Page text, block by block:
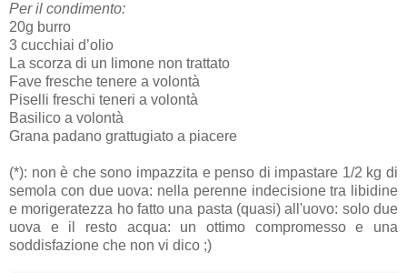
Per il condimento:
20g burro
3 cucchiai d’olio
La scorza di un limone non trattato
Fave fresche tenere a volontà
Piselli freschi teneri a volontà
Basilico a volontà
Grana padano grattugiato a piacere
(*): non è che sono impazzita e penso di impastare 1/2 kg di
semola con due uova: nella perenne indecisione tra libidine
e morigeratezza ho fatto una pasta (quasi) all'uovo: solo due
uova e il resto acqua: un ottimo compromesso e una
soddisfazione che non vi dico ;)